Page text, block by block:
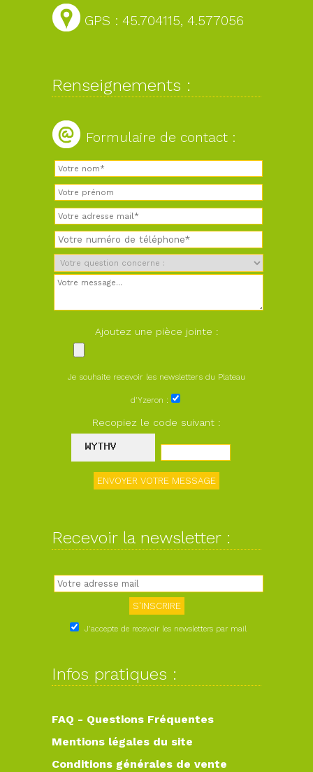
GPS : 45.704115, 4.577056
Renseignements :
Formulaire de contact :
Ajoutez une pièce jointe :
Je souhaite recevoir les newsletters du Plateau
d'Yzeron :
Recopiez le code suivant :
Recevoir la newsletter :
J'accepte de recevoir les newsletters par mail
Infos pratiques :
FAQ - Questions Fréquentes
Mentions légales du site
Conditions générales de vente